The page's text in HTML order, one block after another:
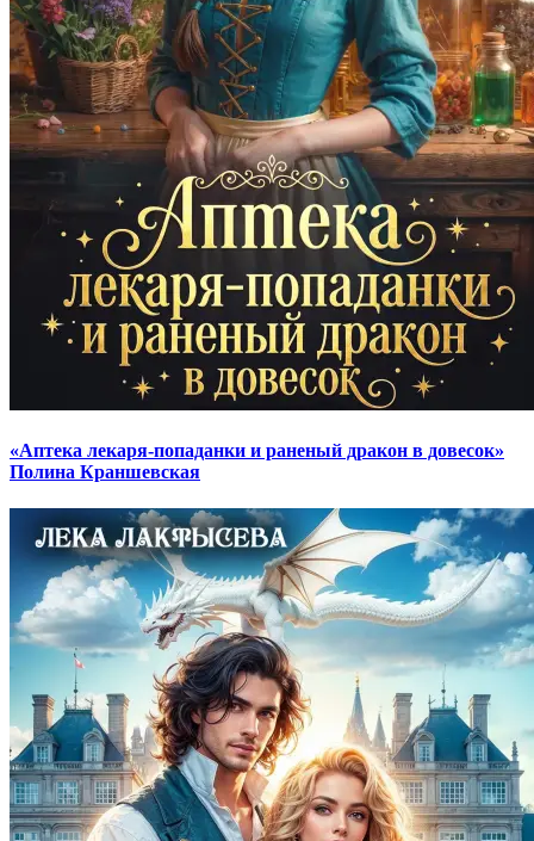
«Аптека лекаря-попаданки и раненый дракон в довесок»
Полина Краншевская